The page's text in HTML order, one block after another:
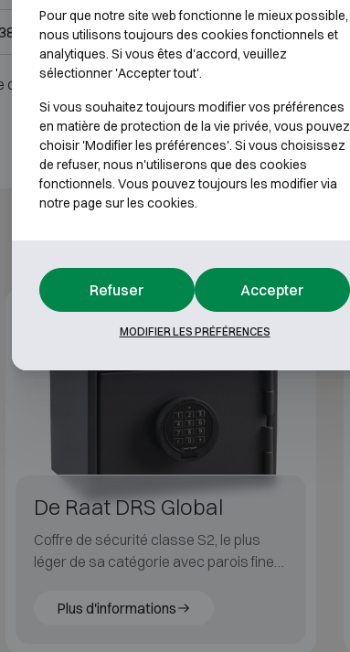
H734 L387 P315
serrure.
Classe S2
De Raat DRS Global
Coffre de sécurité classe S2, le plus
léger de sa catégorie avec parois fines
Plus d'informations
Pour que notre site web fonctionne le mieux possible,
nous utilisons toujours des cookies fonctionnels et
analytiques. Si vous êtes d'accord, veuillez
sélectionner 'Accepter tout'.
Si vous souhaitez toujours modifier vos préférences
en matière de protection de la vie privée, vous pouvez
choisir 'Modifier les préférences'. Si vous choisissez
de refuser, nous n'utiliserons que des cookies
fonctionnels. Vous pouvez toujours les modifier via
notre page sur les cookies.
Refuser Accepter
MODIFIER LES PRÉFÉRENCES